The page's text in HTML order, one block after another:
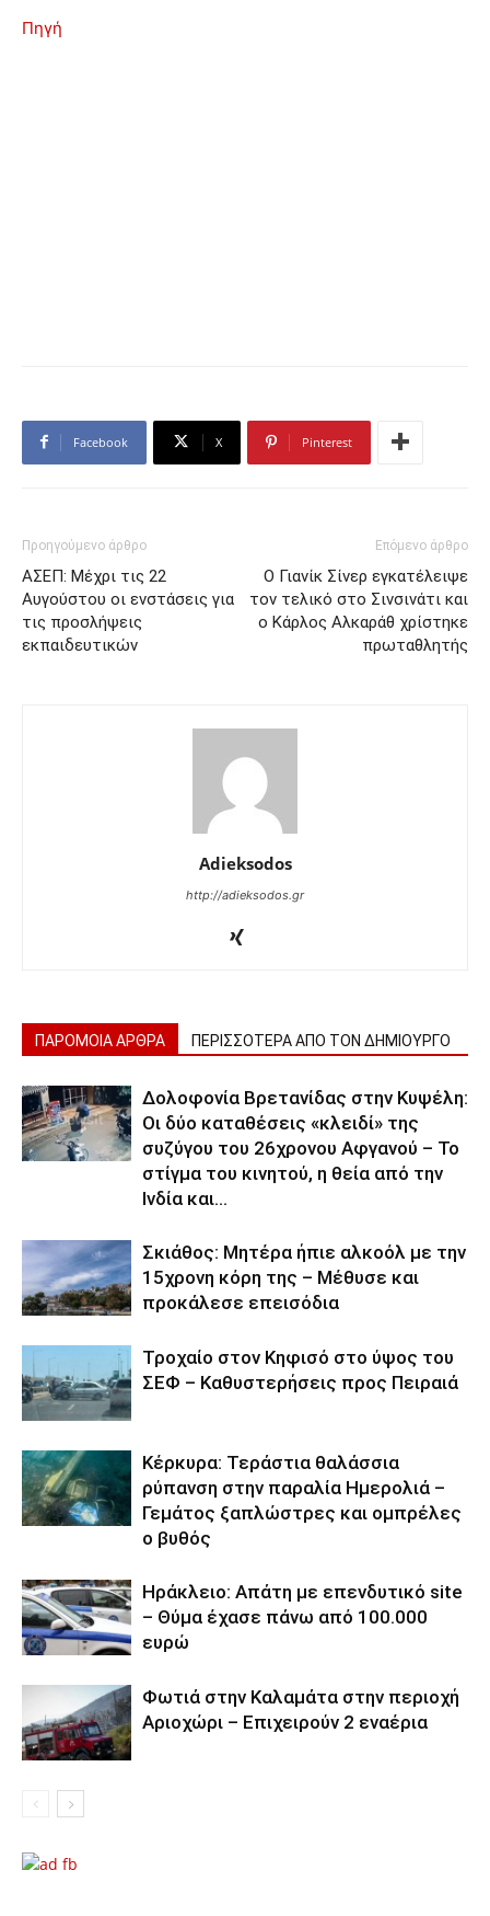
Πηγή
Facebook X Pinterest
Προηγούμενο άρθρο
ΑΣΕΠ: Μέχρι τις 22
Αυγούστου οι ενστάσεις για
τις προσλήψεις
εκπαιδευτικών
Επόμενο άρθρο
Ο Γιανίκ Σίνερ εγκατέλειψε
τον τελικό στο Σινσινάτι και
ο Κάρλος Αλκαράθ χρίστηκε
πρωταθλητής
Adieksodos
http://adieksodos.gr
ΠΑΡΟΜΟΙΑ ΑΡΘΡΑ ΠΕΡΙΣΣΟΤΕΡΑ ΑΠΟ ΤΟΝ ΔΗΜΙΟΥΡΓΟ
Δολοφονία Βρετανίδας στην Κυψέλη:
Οι δύο καταθέσεις «κλειδί» της
συζύγου του 26χρονου Αφγανού – Το
στίγμα του κινητού, η θεία από την
Ινδία και...
Σκιάθος: Μητέρα ήπιε αλκοόλ με την
15χρονη κόρη της – Μέθυσε και
προκάλεσε επεισόδια
Τροχαίο στον Κηφισό στο ύψος του
ΣΕΦ – Καθυστερήσεις προς Πειραιά
Κέρκυρα: Τεράστια θαλάσσια
ρύπανση στην παραλία Ημερολιά –
Γεμάτος ξαπλώστρες και ομπρέλες
ο βυθός
Ηράκλειο: Απάτη με επενδυτικό site
– Θύμα έχασε πάνω από 100.000
ευρώ
Φωτιά στην Καλαμάτα στην περιοχή
Αριοχώρι – Επιχειρούν 2 εναέρια